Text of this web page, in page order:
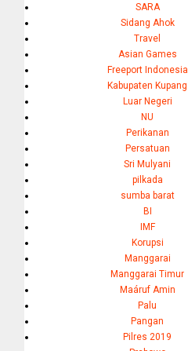
SARA
Sidang Ahok
Travel
Asian Games
Freeport Indonesia
Kabupaten Kupang
Luar Negeri
NU
Perikanan
Persatuan
Sri Mulyani
pilkada
sumba barat
BI
IMF
Korupsi
Manggarai
Manggarai Timur
Maáruf Amin
Palu
Pangan
Pilres 2019